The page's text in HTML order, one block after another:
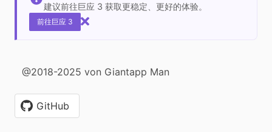
建议前往巨应 3 获取更稳定、更好的体验。
前往巨应 3
@2018-2025 von Giantapp Man
GitHub